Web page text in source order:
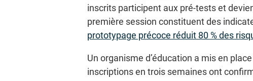
inscrits participent aux pré-tests et
première session constituent des
prototypage précoce réduit 80 % des
Un organisme d’éducation a mis en
inscriptions en trois semaines ont